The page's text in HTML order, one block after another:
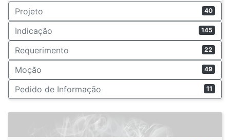
Projeto 40
Indicação 145
Requerimento 22
Moção 49
Pedido de Informação 11